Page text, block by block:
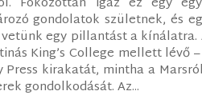
gondolatok születnek, és
egy pillantást a
King’s College mellett lévő
kirakatát, mintha a
gondolkodását. Az...